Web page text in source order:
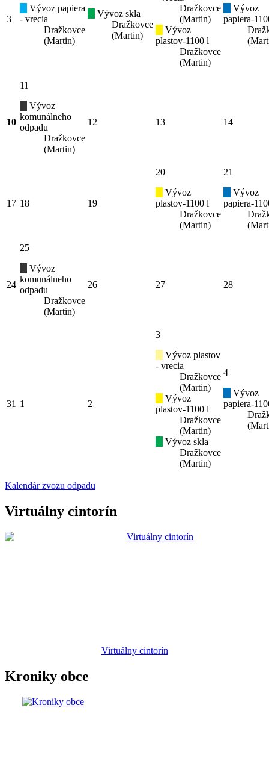
3
Vývoz papiera
- vrecia
Dražkovce
(Martin)
Vývoz skla
Dražkovce
(Martin)
Dražkovce
(Martin)
Vývoz
plastov-1100 l
Dražkovce
(Martin)
Vývoz
papiera-
10
11
Vývoz
komunálneho
odpadu
Dražkovce
(Martin)
12 13 14
17 18 19
20
Vývoz
plastov-1100 l
Dražkovce
(Martin)
21
Vývoz
papiera-
24
25
Vývoz
komunálneho
odpadu
Dražkovce
(Martin)
26 27 28
31 1 2
3
Vývoz plastov
- vrecia
Dražkovce
(Martin)
Vývoz
plastov-1100 l
Dražkovce
(Martin)
Vývoz skla
Dražkovce
(Martin)
4
Vývoz
papiera-
Kalendár zvozu odpadu
Virtuálny cintorín
Virtuálny cintorín
Kroniky obce